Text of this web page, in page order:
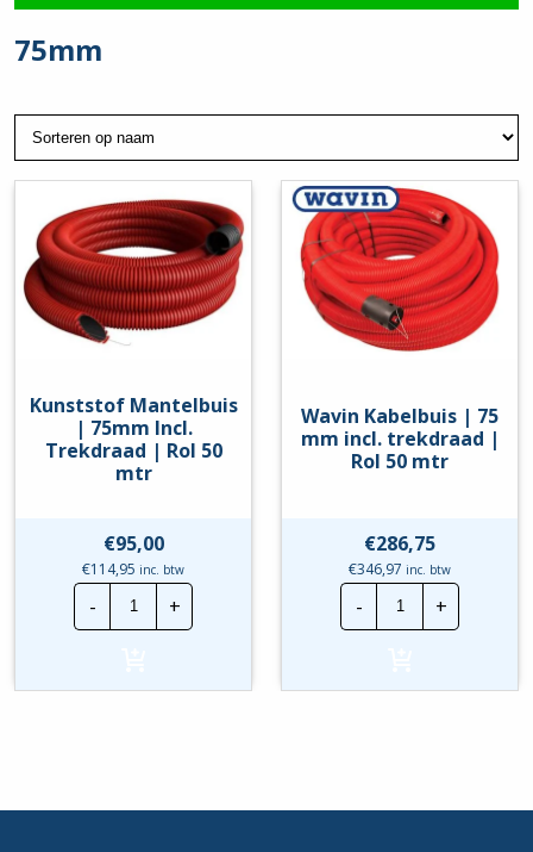
75mm
Kunststof Mantelbuis
| 75mm Incl.
Trekdraad | Rol 50
mtr
€95,00
€114,95 inc. btw
-
Kunststof
Mantelbuis
|
Trekdraad
+
Wavin Kabelbuis | 75
mm incl. trekdraad |
Rol 50 mtr
€286,75
€346,97 inc. btw
-
Wavin
Kabelbuis
|
incl.
+